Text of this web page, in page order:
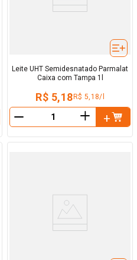
Leite UHT Semidesnatado Parmalat
Caixa com Tampa 1l
R$ 5,18 R$ 5,18/l
＋